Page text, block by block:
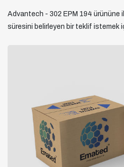
Advantech - 302 EPM 194 ürününe
süresini belirleyen bir teklif istemek